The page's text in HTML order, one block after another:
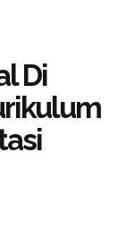
Di